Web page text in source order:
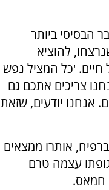
הבסיסי ביותר
להוציא
חיים. 'כל המציל נפש
צריכים אתכם גם
אנחנו יודעים, שזאת
אותרו ממצאים
עצמה טרם
חמאס.